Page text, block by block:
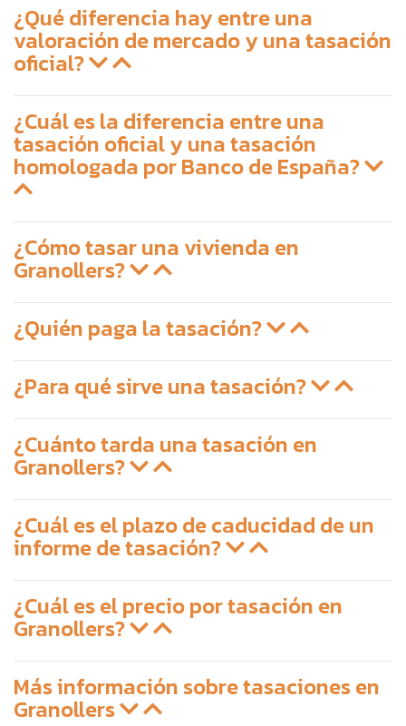
¿Qué diferencia hay entre una
valoración de mercado y una tasación
oficial?
¿Cuál es la diferencia entre una
tasación oficial y una tasación
homologada por Banco de España?
¿Cómo tasar una vivienda en
Granollers?
¿Quién paga la tasación?
¿Para qué sirve una tasación?
¿Cuánto tarda una tasación en
Granollers?
¿Cuál es el plazo de caducidad de un
informe de tasación?
¿Cuál es el precio por tasación en
Granollers?
Más información sobre tasaciones en
Granollers